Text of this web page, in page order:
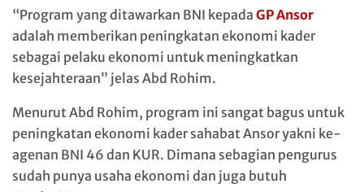
“Program yang ditawarkan BNI kepada GP Ansor
adalah memberikan peningkatan ekonomi kader
sebagai pelaku ekonomi untuk meningkatkan
kesejahteraan” jelas Abd Rohim.
Menurut Abd Rohim, program ini sangat bagus untuk
peningkatan ekonomi kader sahabat Ansor yakni ke-
agenan BNI 46 dan KUR. Dimana sebagian pengurus
sudah punya usaha ekonomi dan juga butuh